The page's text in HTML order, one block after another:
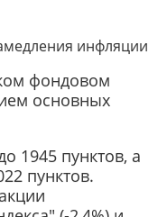
фондовом
основных
1945 пунктов, а
пунктов.